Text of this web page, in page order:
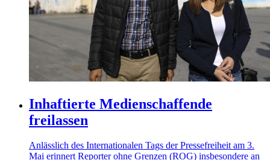
Inhaftierte Medienschaffende
freilassen
Anlässlich des Internationalen Tags der Pressefreiheit am 3.
Mai erinnert Reporter ohne Grenzen (ROG) insbesondere an